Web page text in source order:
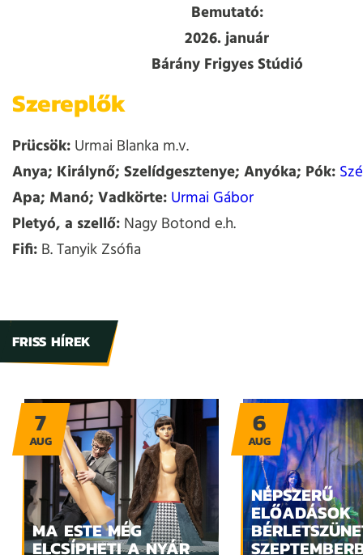
Bemutató:
2026. január
Bárány Frigyes Stúdió
Szereplők
Prücsök:Urmai Blanka m.v.
Anya; Királynő; Szelídgesztenye; Anyóka; Pók:
Apa; Manó; Vadkörte:Urmai Gábor
Pletyó, a szellő:Nagy Botond e.h.
Fifi:B. Tanyik Zsófia
FRISS HÍREK
MA ESTE MÉG
ELCSÍPHETI A NYÁR
7
AUG
NÉPSZERŰ
ELŐADÁSOK
6
AUG